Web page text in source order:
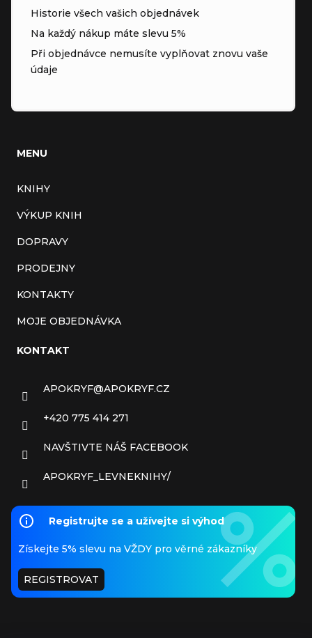
Historie všech vašich objednávek
Na každý nákup máte slevu 5%
Při objednávce nemusíte vyplňovat znovu vaše
údaje
MENU
KNIHY
VÝKUP KNIH
DOPRAVY
PRODEJNY
KONTAKTY
MOJE OBJEDNÁVKA
KONTAKT
APOKRYF@APOKRYF.CZ
+420 775 414 271
NAVŠTIVTE NÁŠ FACEBOOK
APOKRYF_LEVNEKNIHY/
Registrujte se a užívejte si výhod
Získejte 5% slevu na VŽDY pro věrné zákazníky
REGISTROVAT